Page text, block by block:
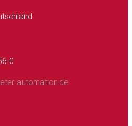
0
automation.de